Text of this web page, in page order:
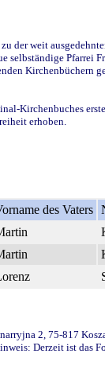
der weit
selbständige Pfarrei
Kirchenbüchern
Kirchenbuches
erhoben.
des Vaters
2, 75-817
Derzeit ist das